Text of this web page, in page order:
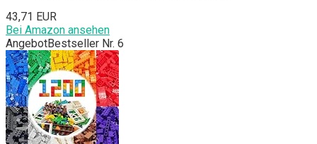
43,71 EUR
Bei Amazon ansehen
AngebotBestseller Nr. 6